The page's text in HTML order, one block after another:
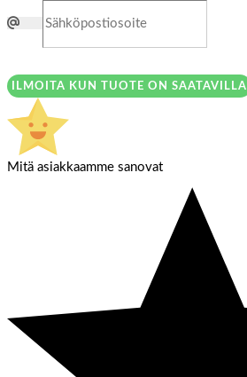
ILMOITA KUN TUOTE ON SAATAVILLA
Mitä asiakkaamme sanovat